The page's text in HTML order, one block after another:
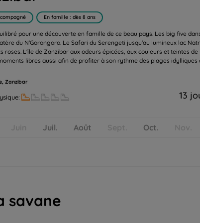
En famille : dès 8 ans
pour une découverte en famille de ce beau pays. Les big five
du N'Gorongoro. Le Safari du Serengeti jusqu'au lumineux lac
roses. L'île de Zanzibar aux odeurs épicées, aux couleurs et teintes de
libres aussi afin de profiter à son rythme des plages idylliques
Zanzibar
13
Juil. Août Oct.
savane